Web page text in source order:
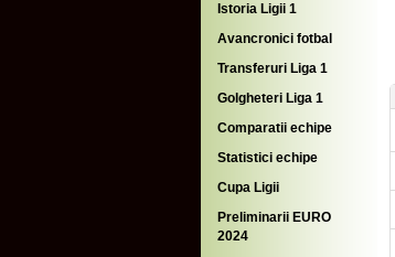
Istoria Ligii 1
Avancronici fotbal
Transferuri Liga 1
Golgheteri Liga 1
Comparatii echipe
Statistici echipe
Cupa Ligii
Preliminarii EURO
2024